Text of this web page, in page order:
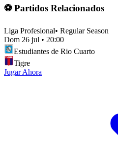
⚽ Partidos Relacionados
Liga Profesional• Regular Season
Dom 26 jul • 20:00
Estudiantes de Rio Cuarto
Tigre
Jugar Ahora